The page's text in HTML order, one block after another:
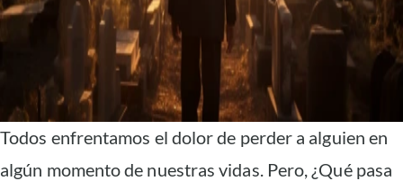
Todos enfrentamos el dolor de perder a alguien en
algún momento de nuestras vidas. Pero, ¿Qué pasa